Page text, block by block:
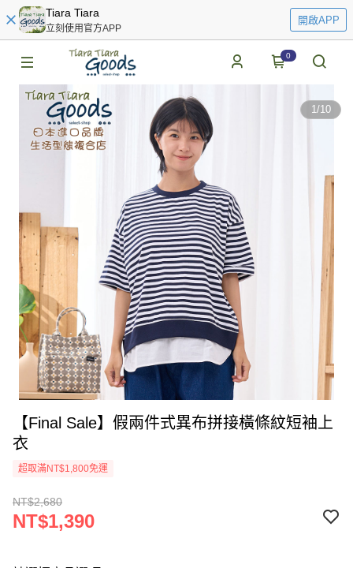
Tiara Tiara
立刻使用官方APP
開啟APP
0
1/10
【Final Sale】假兩件式異布拼接橫條紋短袖上
衣
超取滿NT$1,800免運
NT$2,680
NT$1,390